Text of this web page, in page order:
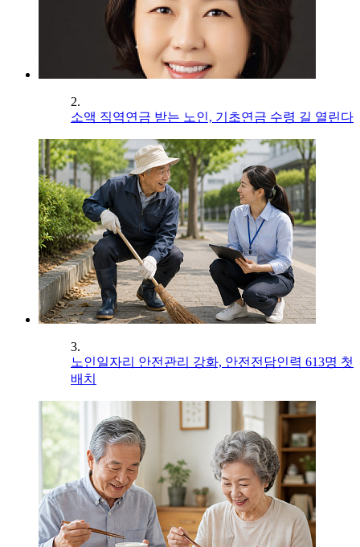
2.
소액 직역연금 받는 노인, 기초연금 수령 길 열린다
3.
노인일자리 안전관리 강화, 안전전담인력 613명 첫
배치